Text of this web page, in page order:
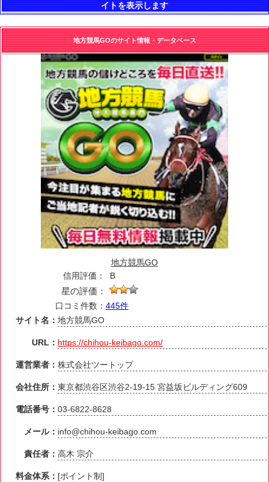
イトを表示します
地方競馬GOのサイト情報・データベース
地方競馬GO
信用評価：
B
星の評価：
口コミ件数： 445件
サイト名：地方競馬GO
URL： https://chihou-keibago.com/
運営業者：株式会社ツートップ
会社住所：東京都渋谷区渋谷2-19-15 宮益坂ビルディング609
電話番号：03-6822-8628
メール： info@chihou-keibago.com
責任者：高木 宗介
料金体系： [ポイント制]